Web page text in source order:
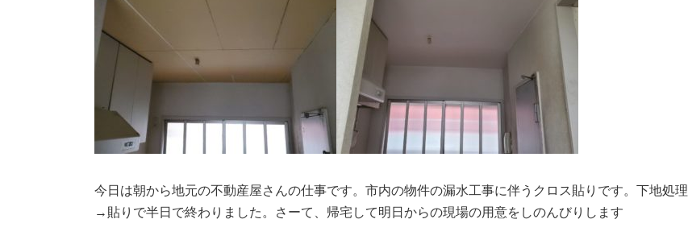
今日は朝から地元の不動産屋さんの仕事です。市内の物件の漏水工事に伴うクロス貼りです。下地処理
→貼りで半日で終わりました。さーて、帰宅して明日からの現場の用意をしのんびりします